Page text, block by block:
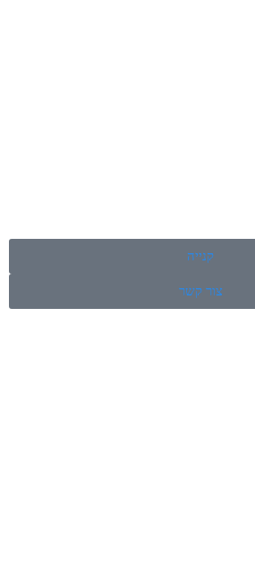
קנייה
צור קשר